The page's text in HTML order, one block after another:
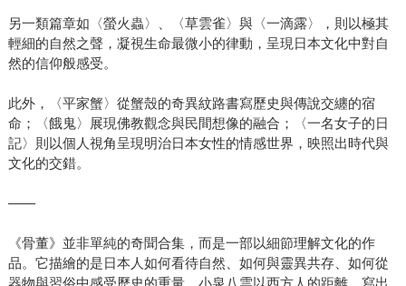
另一類篇章如〈螢火蟲〉、〈草雲雀〉與〈一滴露〉，則以極其
輕細的自然之聲，凝視生命最微小的律動，呈現日本文化中對自
然的信仰般感受。
此外，〈平家蟹〉從蟹殼的奇異紋路書寫歷史與傳說交纏的宿
命；〈餓鬼〉展現佛教觀念與民間想像的融合；〈一名女子的日
記〉則以個人視角呈現明治日本女性的情感世界，映照出時代與
文化的交錯。
——
《骨董》並非單純的奇聞合集，而是一部以細節理解文化的作
品。它描繪的是日本人如何看待自然、如何與靈異共存、如何從
器物與習俗中感受歷史的重量。小泉八雲以西方人的距離，寫出